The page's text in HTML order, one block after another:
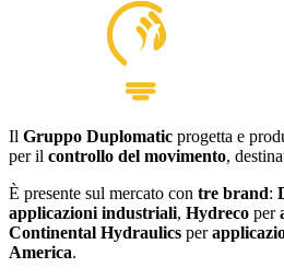
Il Gruppo Duplomatic progetta e
per il controllo del movimento,
È presente sul mercato con tre brand:
applicazioni industriali, Hydreco per
Continental Hydraulics per
America.